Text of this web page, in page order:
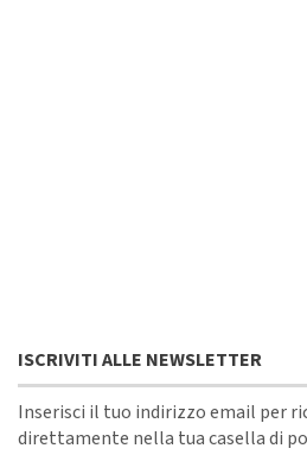
ISCRIVITI ALLE NEWSLETTER
Inserisci il tuo indirizzo email per
direttamente nella tua casella di